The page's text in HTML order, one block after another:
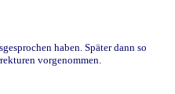
haben. Später dann so
vorgenommen.